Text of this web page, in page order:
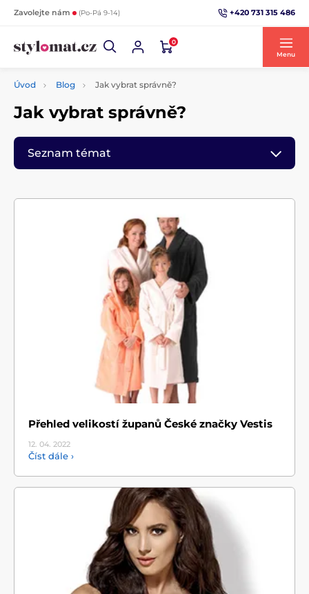
Zavolejte nám (Po-Pá 9-14) +420 731 315 486
0
Menu
Úvod Blog Jak vybrat správně?
Jak vybrat správně?
Seznam témat
Přehled velikostí županů České značky Vestis
12. 04. 2022
Číst dále ›